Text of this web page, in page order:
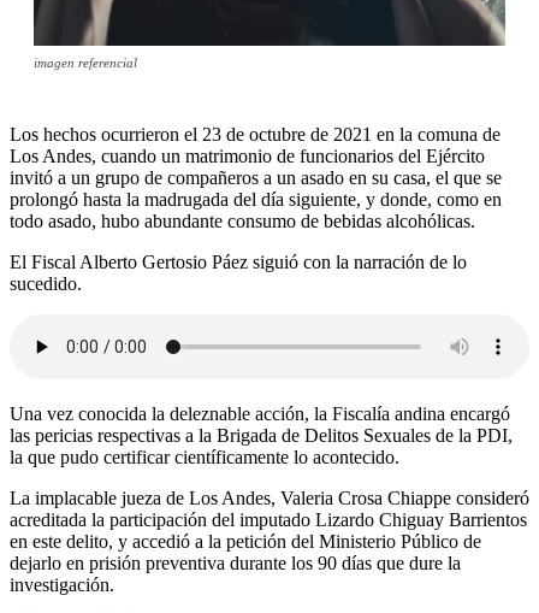
imagen referencial
Los hechos ocurrieron el 23 de octubre de 2021 en la comuna de
Los Andes, cuando un matrimonio de funcionarios del Ejército
invitó a un grupo de compañeros a un asado en su casa, el que se
prolongó hasta la madrugada del día siguiente, y donde, como en
todo asado, hubo abundante consumo de bebidas alcohólicas.
El Fiscal Alberto Gertosio Páez siguió con la narración de lo
sucedido.
Una vez conocida la deleznable acción, la Fiscalía andina encargó
las pericias respectivas a la Brigada de Delitos Sexuales de la PDI,
la que pudo certificar científicamente lo acontecido.
La implacable jueza de Los Andes, Valeria Crosa Chiappe consideró
acreditada la participación del imputado Lizardo Chiguay Barrientos
en este delito, y accedió a la petición del Ministerio Público de
dejarlo en prisión preventiva durante los 90 días que dure la
investigación.